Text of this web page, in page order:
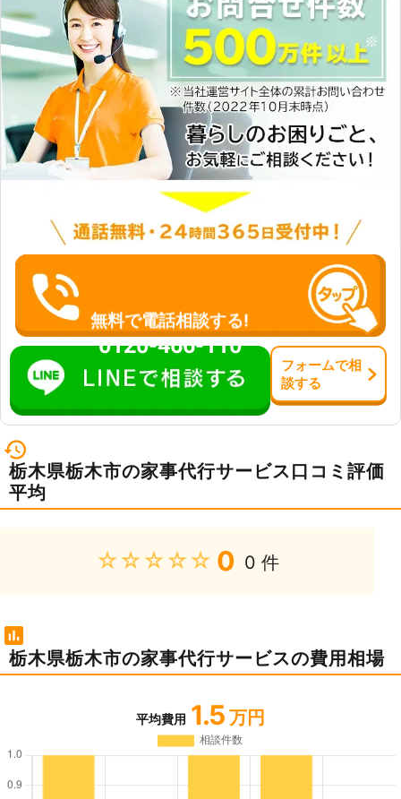
便利屋さんへご相談ください！
無料で電話相談する!
0120-466-110
フォームで相
談する
栃木県栃木市の家事代行サービス口コミ評価
平均
★★★★★ 0 0 件
栃木県栃木市の家事代行サービスの費用相場
平均費用 1.5 万円